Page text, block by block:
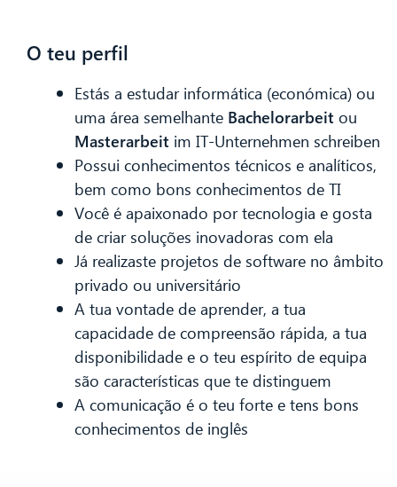
O teu perfil
Estás a estudar informática (económica) ou
uma área semelhante Bachelorarbeit ou
Masterarbeit im IT-Unternehmen schreiben
Possui conhecimentos técnicos e analíticos,
bem como bons conhecimentos de TI
Você é apaixonado por tecnologia e gosta
de criar soluções inovadoras com ela
Já realizaste projetos de software no âmbito
privado ou universitário
A tua vontade de aprender, a tua
capacidade de compreensão rápida, a tua
disponibilidade e o teu espírito de equipa
são características que te distinguem
A comunicação é o teu forte e tens bons
conhecimentos de inglês